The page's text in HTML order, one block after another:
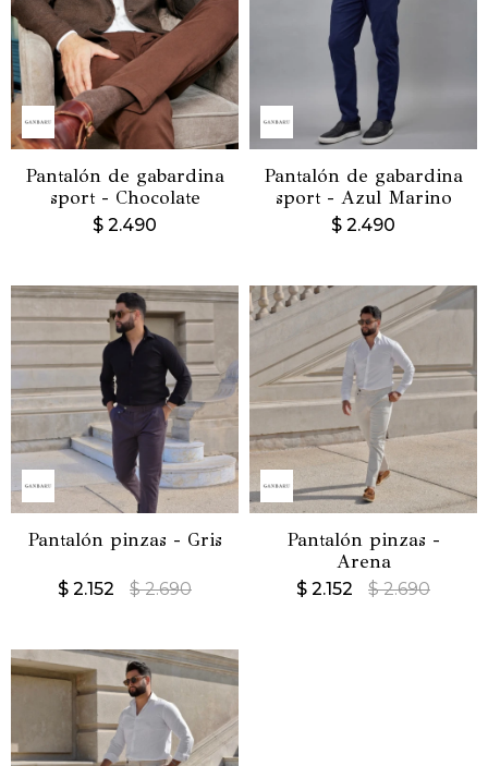
Pantalón de gabardina
sport - Chocolate
$ 2.490
Pantalón de gabardina
sport - Azul Marino
$ 2.490
Pantalón pinzas - Gris
$ 2.152 $ 2.690
Pantalón pinzas -
Arena
$ 2.152 $ 2.690